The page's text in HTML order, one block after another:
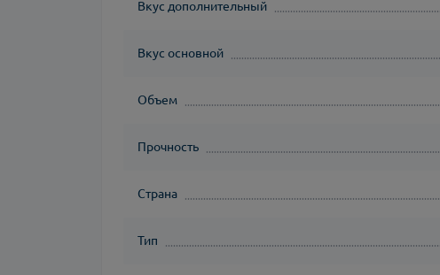
Вкус дополнительный
Вкус основной
Объем
Прочность
Страна
Тип